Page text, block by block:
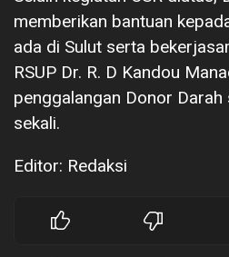
memberikan bantuan
ada di Sulut serta
RSUP Dr. R. D Kandou
penggalangan Donor
sekali.
Editor: Redaksi